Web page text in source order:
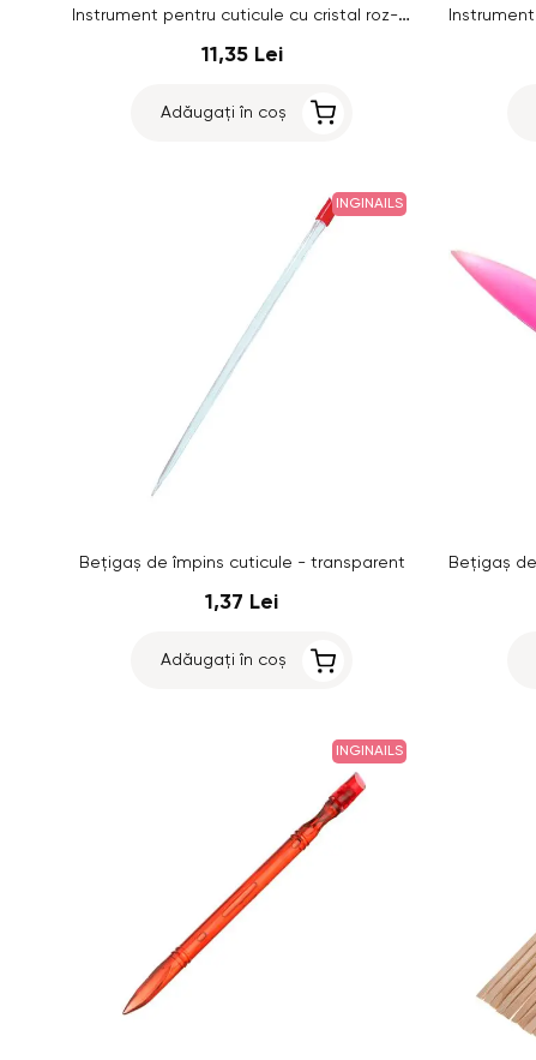
Instrument pentru cuticule cu cristal roz-deschis
11,35 Lei
Adăugați în coș
INGINAILS
Bețigaș de împins cuticule - transparent
1,37 Lei
Adăugați în coș
INGINAILS